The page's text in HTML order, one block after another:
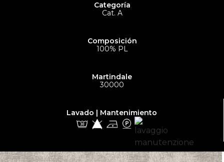
Categoría
Cat. A
Composición
100% PL
Martindale
30000
Lavado | Mantenimiento